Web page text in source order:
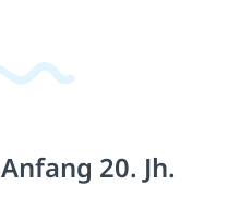
20. Jh.